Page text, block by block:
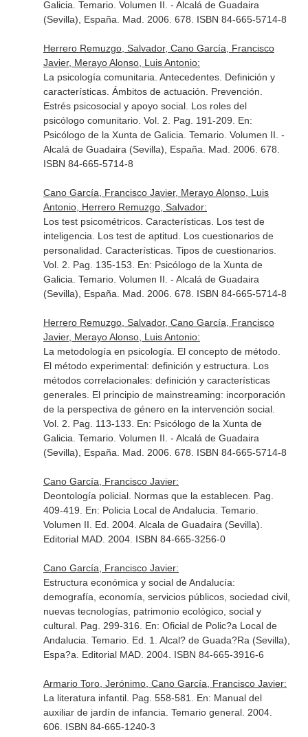
Galicia. Temario. Volumen II . - Alcalá de Guadaira
(Sevilla), España. Mad. 2006. 678. ISBN 84-665-5714-8
Herrero Remuzgo, Salvador, Cano García, Francisco
Javier, Merayo Alonso, Luis Antonio:
La psicología comunitaria. Antecedentes. Definición y
características. Ámbitos de actuación. Prevención.
Estrés psicosocial y apoyo social. Los roles del
psicólogo comunitario. Vol. 2. Pag. 191-209. En:
Psicólogo de la Xunta de Galicia. Temario. Volumen II . -
Alcalá de Guadaira (Sevilla), España. Mad. 2006. 678.
ISBN 84-665-5714-8
Cano García, Francisco Javier, Merayo Alonso, Luis
Antonio, Herrero Remuzgo, Salvador:
Los test psicométricos. Características. Los test de
inteligencia. Los test de aptitud. Los cuestionarios de
personalidad. Características. Tipos de cuestionarios.
Vol. 2. Pag. 135-153. En: Psicólogo de la Xunta de
Galicia. Temario. Volumen II . - Alcalá de Guadaira
(Sevilla), España. Mad. 2006. 678. ISBN 84-665-5714-8
Herrero Remuzgo, Salvador, Cano García, Francisco
Javier, Merayo Alonso, Luis Antonio:
La metodología en psicología. El concepto de método.
El método experimental: definición y estructura. Los
métodos correlacionales: definición y características
generales. El principio de mainstreaming: incorporación
de la perspectiva de género en la intervención social.
Vol. 2. Pag. 113-133. En: Psicólogo de la Xunta de
Galicia. Temario. Volumen II . - Alcalá de Guadaira
(Sevilla), España. Mad. 2006. 678. ISBN 84-665-5714-8
Cano García, Francisco Javier:
Deontología policial. Normas que la establecen. Pag.
409-419. En: Policia Local de Andalucia. Temario.
Volumen II . Ed. 2004. Alcala de Guadaira (Sevilla).
Editorial MAD. 2004. ISBN 84-665-3256-0
Cano García, Francisco Javier:
Estructura económica y social de Andalucía:
demografía, economía, servicios públicos, sociedad civil,
nuevas tecnologías, patrimonio ecológico, social y
cultural. Pag. 299-316. En: Oficial de Polic?a Local de
Andalucia. Temario. Ed. 1. Alcal? de Guada?Ra (Sevilla),
Espa?a. Editorial MAD. 2004. ISBN 84-665-3916-6
Armario Toro, Jerónimo, Cano García, Francisco Javier:
La literatura infantil. Pag. 558-581. En: Manual del
auxiliar de jardín de infancia. Temario general. 2004.
606. ISBN 84-665-1240-3